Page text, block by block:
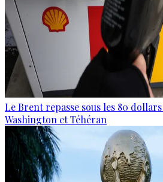
Le Brent repasse sous les 80
Washington et Téhéran